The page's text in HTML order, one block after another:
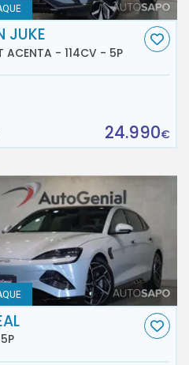
JUKE
ACENTA - 114CV - 5P
24.990€